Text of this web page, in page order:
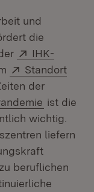
und
die
Extern:
IHK-
in neuem
Extern:
Standort
der
ist die
wichtig.
liefern
beruflichen